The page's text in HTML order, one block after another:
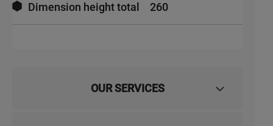
Dimension height total 260
OUR SERVICES